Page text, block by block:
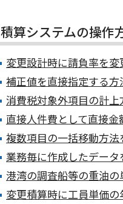
積算システムの操作
変更設計時に請負率を変
補正値を直接指定する方
消費税対象外項目の計上
直接人件費として直接金
複数項目の一括移動方法
業務毎に作成したデータ
港湾の調査船等の重油の
変更積算時に工員単価の